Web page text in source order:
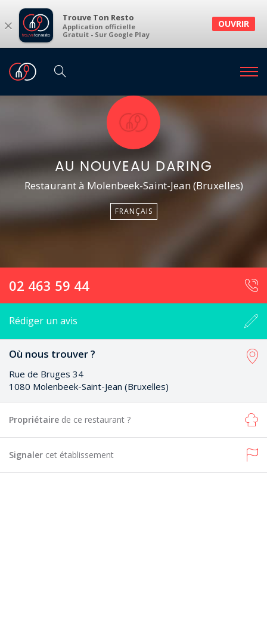
× Trouve Ton Resto
Application officielle
Gratuit - Sur Google Play
OUVRIR
AU NOUVEAU DARING
Restaurant à Molenbeek-Saint-Jean (Bruxelles)
FRANÇAIS
02 463 59 44
Rédiger un avis
Où nous trouver ?
Rue de Bruges 34
1080 Molenbeek-Saint-Jean (Bruxelles)
Propriétaire de ce restaurant ?
Signaler cet établissement